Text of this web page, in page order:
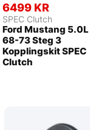
6499 KR
SPEC Clutch
Ford Mustang 5.0L
68-73 Steg 3
Kopplingskit SPEC
Clutch